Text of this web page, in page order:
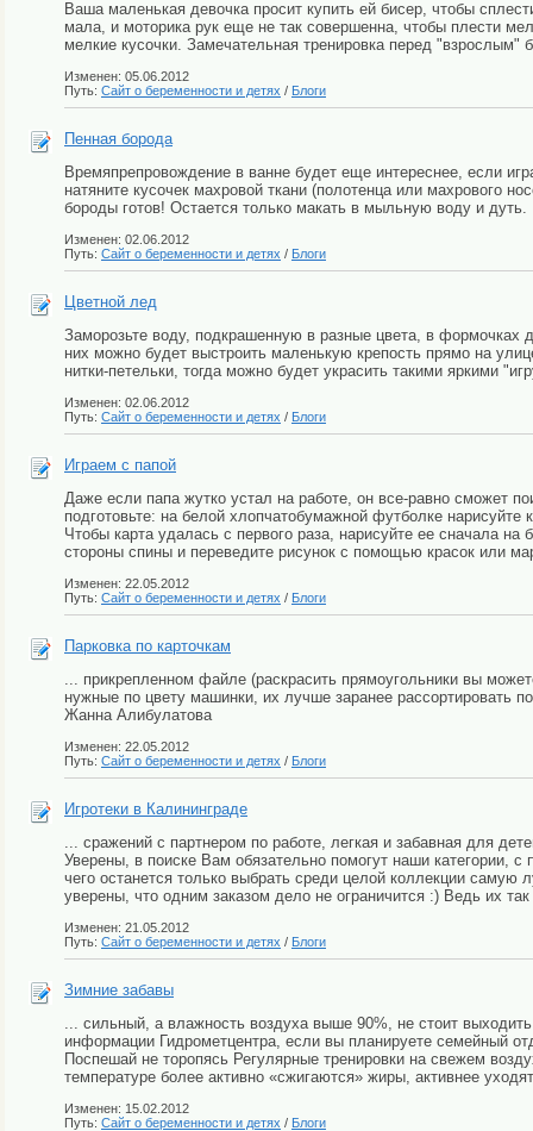
Ваша маленькая девочка просит купить ей бисер, чтобы
мала, и моторика рук еще не так совершенна, чтобы плести
мелкие кусочки. Замечательная тренировка перед "взрослым"
Изменен: 05.06.2012
Путь: Сайт о беременности и детях / Блоги
Пенная борода
Времяпрепровождение в ванне будет еще интереснее, если
натяните кусочек махровой ткани (полотенца или махрового
бороды готов! Остается только макать в мыльную воду и дуть.
Изменен: 02.06.2012
Путь: Сайт о беременности и детях / Блоги
Цветной лед
Заморозьте воду, подкрашенную в разные цвета, в
них можно будет выстроить маленькую крепость прямо на
нитки-петельки, тогда можно будет украсить такими яркими
Изменен: 02.06.2012
Путь: Сайт о беременности и детях / Блоги
Играем с папой
Даже если папа жутко устал на работе, он все-равно сможет
подготовьте: на белой хлопчатобумажной футболке
Чтобы карта удалась с первого раза, нарисуйте ее сначала
стороны спины и переведите рисунок с помощью красок или
Изменен: 22.05.2012
Путь: Сайт о беременности и детях / Блоги
Парковка по карточкам
... прикрепленном файле (раскрасить прямоугольники вы
нужные по цвету машинки, их лучше заранее рассортировать
Жанна Алибулатова
Изменен: 22.05.2012
Путь: Сайт о беременности и детях / Блоги
Игротеки в Калининграде
... сражений с партнером по работе, легкая и забавная для
Уверены, в поиске Вам обязательно помогут наши
чего останется только выбрать среди целой коллекции
уверены, что одним заказом дело не ограничится :) Ведь их
Изменен: 21.05.2012
Путь: Сайт о беременности и детях / Блоги
Зимние забавы
... сильный, а влажность воздуха выше 90%, не стоит
информации Гидрометцентра, если вы планируете семейный
Поспешай не торопясь Регулярные тренировки на свежем
температуре более активно «сжигаются» жиры, активнее
Изменен: 15.02.2012
Путь: Сайт о беременности и детях / Блоги